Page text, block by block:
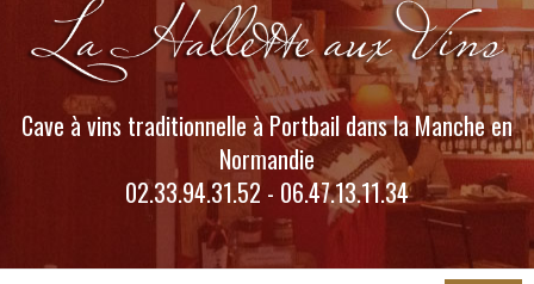
Cave à vins traditionnelle à Portbail dans la Manche en
Normandie
02.33.94.31.52 - 06.47.13.11.34